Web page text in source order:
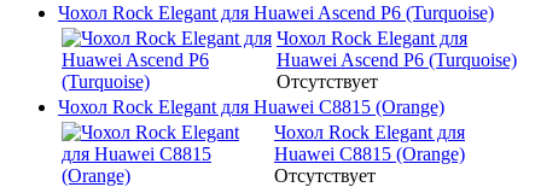
Чохол Rock Elegant для Huawei Ascend P6 (Turquoise)
Чохол Rock Elegant для
Huawei Ascend P6 (Turquoise)
Отсутствует
Чохол Rock Elegant для Huawei C8815 (Orange)
Чохол Rock Elegant для
Huawei C8815 (Orange)
Отсутствует